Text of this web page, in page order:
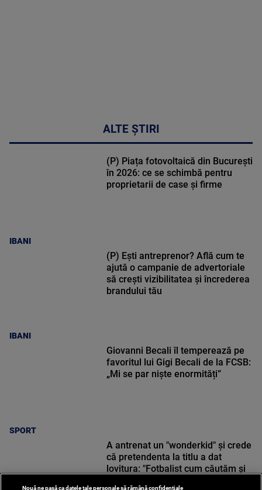
ALTE ȘTIRI
IBANI
(P) Piața fotovoltaică din București
în 2026: ce se schimbă pentru
proprietarii de case și firme
IBANI
(P) Ești antreprenor? Află cum te
ajută o campanie de advertoriale
să crești vizibilitatea și încrederea
brandului tău
SPORT
Giovanni Becali îl temperează pe
favoritul lui Gigi Becali de la FCSB:
„Mi se par niște enormități”
A antrenat un "wonderkid" și crede
că pretendenta la titlu a dat
lovitura: "Fotbalist cum căutăm și
Nouă ne pasă ca datele tale personale să rămână confidențiale